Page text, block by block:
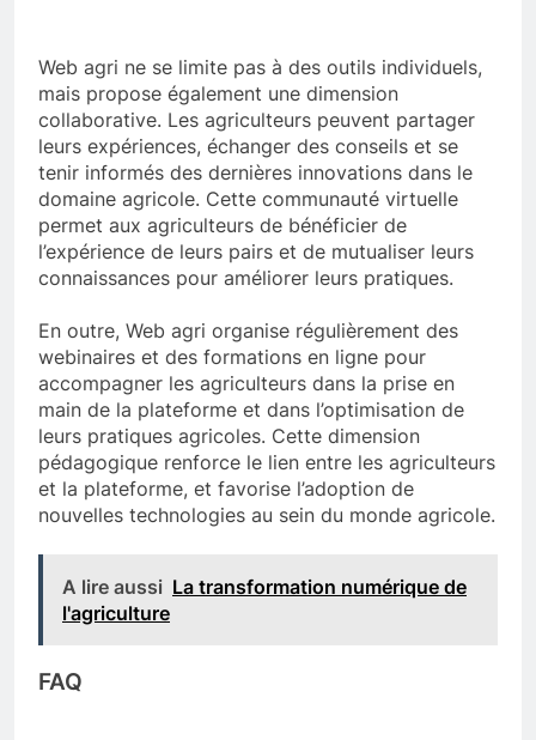
Web agri ne se limite pas à des outils individuels,
mais propose également une dimension
collaborative. Les agriculteurs peuvent partager
leurs expériences, échanger des conseils et se
tenir informés des dernières innovations dans le
domaine agricole. Cette communauté virtuelle
permet aux agriculteurs de bénéficier de
l’expérience de leurs pairs et de mutualiser leurs
connaissances pour améliorer leurs pratiques.
En outre, Web agri organise régulièrement des
webinaires et des formations en ligne pour
accompagner les agriculteurs dans la prise en
main de la plateforme et dans l’optimisation de
leurs pratiques agricoles. Cette dimension
pédagogique renforce le lien entre les agriculteurs
et la plateforme, et favorise l’adoption de
nouvelles technologies au sein du monde agricole.
A lire aussi La transformation numérique de
l'agriculture
FAQ